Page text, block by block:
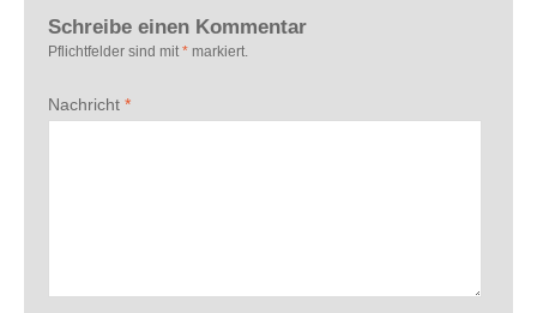
Schreibe einen Kommentar
Pflichtfelder sind mit * markiert.
Nachricht *